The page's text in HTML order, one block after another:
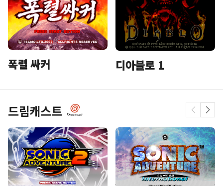
폭렬 싸커 디아블로 1
드림캐스트